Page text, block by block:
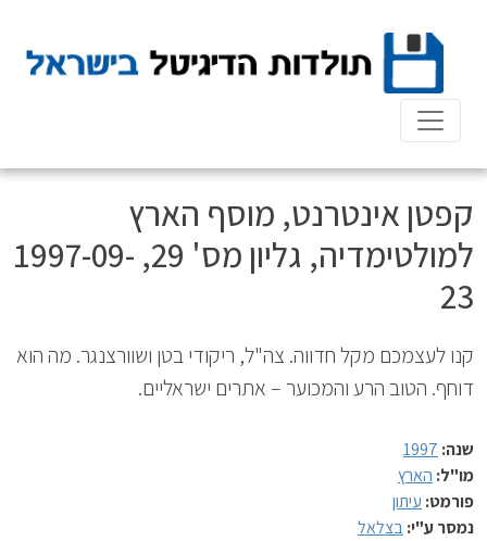
content
קפטן אינטרנט, מוסף הארץ
למולטימדיה, גליון מס' 29, 1997-09-
23
קנו לעצמכם מקל חדווה. צה"ל, ריקודי בטן ושוורצנגר. מה הוא
דוחף. הטוב הרע והמכוער – אתרים ישראליים.
שנה: 1997
מו"ל: הארץ
פורמט: עיתון
נמסר ע"י:בצלאל